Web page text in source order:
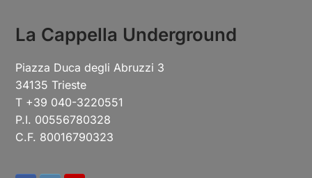
La Cappella Underground
Piazza Duca degli Abruzzi 3
34135 Trieste
T +39 040-3220551
P.I. 00556780328
C.F. 80016790323